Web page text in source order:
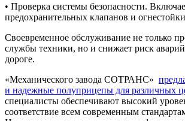
• Проверка системы безопасности.
предохранительных клапанов и
Своевременное обслуживание не только
службы техники, но и снижает риск
дороге.
«Механического завода СОТРАНС»
и надежные полуприцепы для различных
специалисты обеспечивают высокий
соответствие всем современным